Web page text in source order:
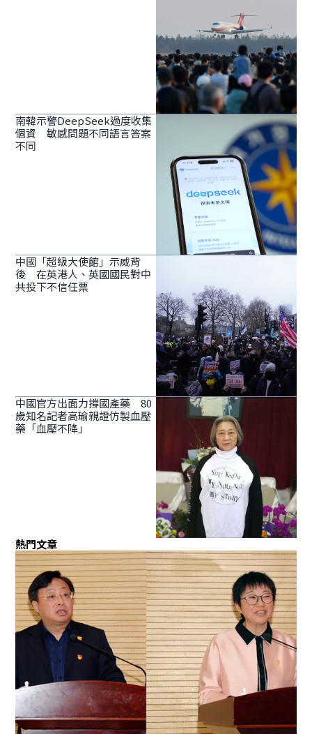
南韓示警DeepSeek過度收集
個資 敏感問題不同語言答案
不同
中國「超級大使館」示威背
後 在英港人、英國國民對中
共投下不信任票
中國官方出面力撐國產藥 80
歲知名記者高瑜親證仿製血壓
藥「血壓不降」
熱門文章